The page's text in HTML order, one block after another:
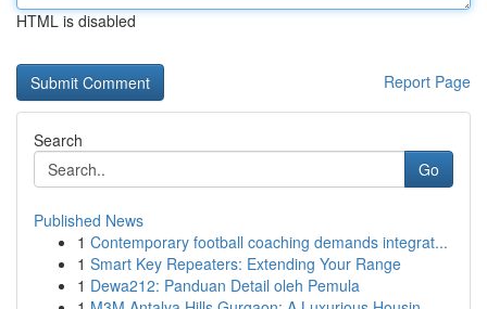
HTML is disabled
Report Page
Search
Go
Published News
1 Contemporary football coaching demands integrat...
1 Smart Key Repeaters: Extending Your Range
1 Dewa212: Panduan Detail oleh Pemula